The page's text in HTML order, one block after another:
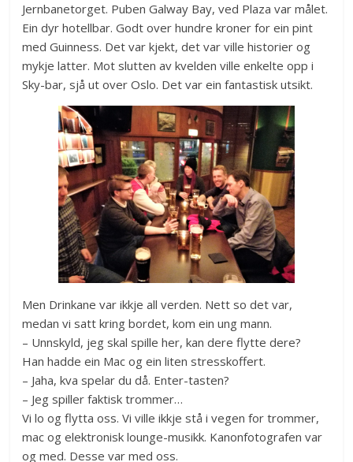
Jernbanetorget. Puben Galway Bay, ved Plaza var målet.
Ein dyr hotellbar. Godt over hundre kroner for ein pint
med Guinness. Det var kjekt, det var ville historier og
mykje latter. Mot slutten av kvelden ville enkelte opp i
Sky-bar, sjå ut over Oslo. Det var ein fantastisk utsikt.
Men Drinkane var ikkje all verden. Nett so det var,
medan vi satt kring bordet, kom ein ung mann.
– Unnskyld, jeg skal spille her, kan dere flytte dere?
Han hadde ein Mac og ein liten stresskoffert.
– Jaha, kva spelar du då. Enter-tasten?
– Jeg spiller faktisk trommer…
Vi lo og flytta oss. Vi ville ikkje stå i vegen for trommer,
mac og elektronisk lounge-musikk. Kanonfotografen var
og med. Desse var med oss.